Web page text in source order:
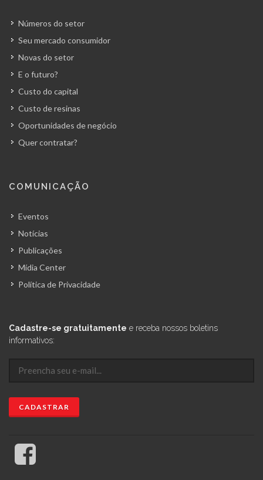
Números do setor
Seu mercado consumidor
Novas do setor
E o futuro?
Custo do capital
Custo de resinas
Oportunidades de negócio
Quer contratar?
COMUNICAÇÃO
Eventos
Notícias
Publicações
Mídia Center
Política de Privacidade
Cadastre-se gratuitamente e receba nossos boletins
informativos: